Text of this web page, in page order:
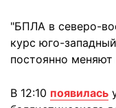
"БПЛА в северо-
курс юго-
постоянно
В 12:10 появилась